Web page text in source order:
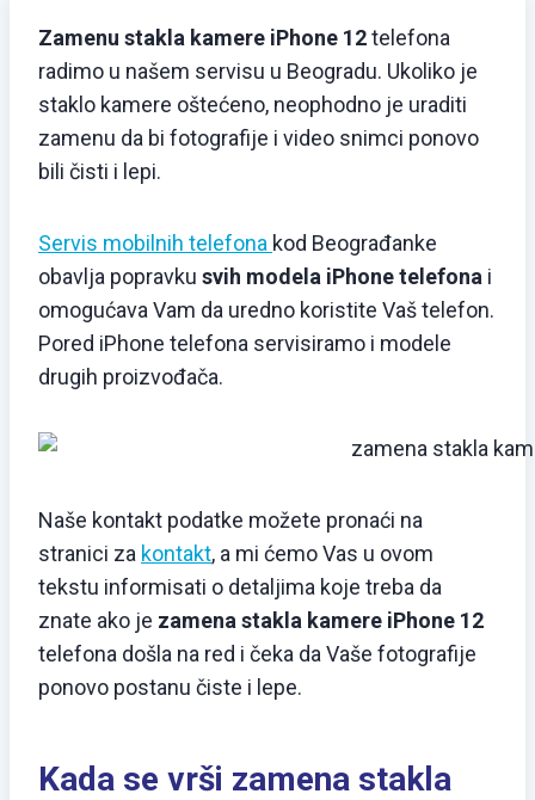
Zamenu stakla kamere iPhone 12telefona
radimo u našem servisu u Beogradu. Ukoliko je
staklo kamere oštećeno, neophodno je uraditi
zamenu da bi fotografije i video snimci ponovo
bili čisti i lepi.
Servis mobilnih telefona kod Beograđanke
obavlja popravku svih modela iPhone telefona i
omogućava Vam da uredno koristite Vaš telefon.
Pored iPhone telefona servisiramo i modele
drugih proizvođača.
Naše kontakt podatke možete pronaći na
stranici za kontakt, a mi ćemo Vas u ovom
tekstu informisati o detaljima koje treba da
znate ako je zamena stakla kamere iPhone 12
telefona došla na red i čeka da Vaše fotografije
ponovo postanu čiste i lepe.
Kada se vrši zamena stakla